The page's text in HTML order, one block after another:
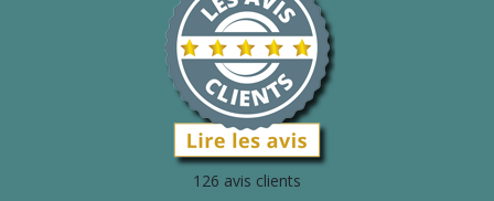
126 avis clients